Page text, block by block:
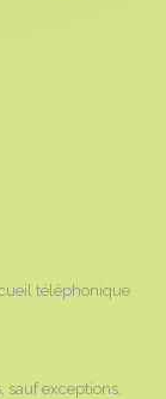
téléphonique
sauf exceptions,